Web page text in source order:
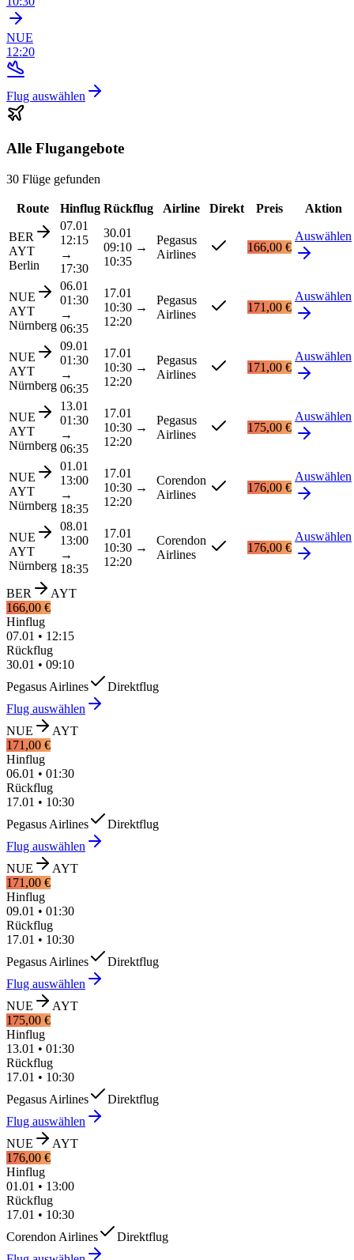
NUE
12:20
Flug auswählen
Alle Flugangebote
30 Flüge gefunden
Route Hinflug Rückflug Airline Direkt Preis Aktion
BER
AYT
Berlin
07.01
12:15
→
17:30
30.01
09:10 →
10:35
Pegasus
Airlines
166,00 €
Auswählen
NUE
AYT
Nürnberg
06.01
01:30
→
06:35
17.01
10:30 →
12:20
Pegasus
Airlines
171,00 €
Auswählen
NUE
AYT
Nürnberg
09.01
01:30
→
06:35
17.01
10:30 →
12:20
Pegasus
Airlines
171,00 €
Auswählen
NUE
AYT
Nürnberg
13.01
01:30
→
06:35
17.01
10:30 →
12:20
Pegasus
Airlines
175,00 €
Auswählen
NUE
AYT
Nürnberg
01.01
13:00
→
18:35
17.01
10:30 →
12:20
Corendon
Airlines
176,00 €
Auswählen
NUE
AYT
Nürnberg
08.01
13:00
→
18:35
17.01
10:30 →
12:20
Corendon
Airlines
176,00 €
Auswählen
BER
AYT
166,00 €
Hinflug
07.01 • 12:15
Rückflug
30.01 • 09:10
Pegasus Airlines
Direktflug
Flug auswählen
NUE
AYT
171,00 €
Hinflug
06.01 • 01:30
Rückflug
17.01 • 10:30
Pegasus Airlines
Direktflug
Flug auswählen
NUE
AYT
171,00 €
Hinflug
09.01 • 01:30
Rückflug
17.01 • 10:30
Pegasus Airlines
Direktflug
Flug auswählen
NUE
AYT
175,00 €
Hinflug
13.01 • 01:30
Rückflug
17.01 • 10:30
Pegasus Airlines
Direktflug
Flug auswählen
NUE
AYT
176,00 €
Hinflug
01.01 • 13:00
Rückflug
17.01 • 10:30
Corendon Airlines
Direktflug